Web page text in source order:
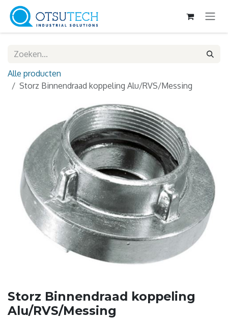
Overslaan naar inhoud
Alle producten
Storz Binnendraad koppeling Alu/RVS/Messing
Storz Binnendraad koppeling
Alu/RVS/Messing